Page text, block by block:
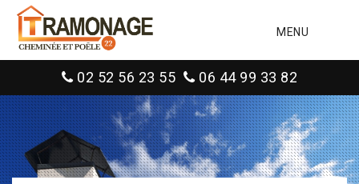
MENU
02 52 56 23 55 06 44 99 33 82